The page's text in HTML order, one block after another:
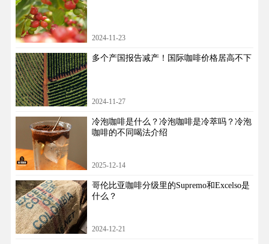
2024-11-23
多个产国报告减产！国际咖啡价格居高不下
2024-11-27
冷泡咖啡是什么？冷泡咖啡是冷萃吗？冷泡
咖啡的不同喝法介绍
2025-12-14
哥伦比亚咖啡分级里的Supremo和Excelso是
什么？
2024-12-21